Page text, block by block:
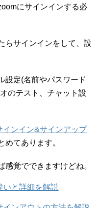
にサインインする必
らサインインをして、設
設定(名前やパスワード
のテスト、チャット設
インイン&サインアップ
めてあります。
覚でできますけどね。
いと詳細を解説